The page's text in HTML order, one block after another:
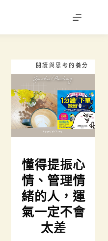
閱讀與思考的養分
懂得提振心
情、管理情
緒的人，運
氣一定不會
太差